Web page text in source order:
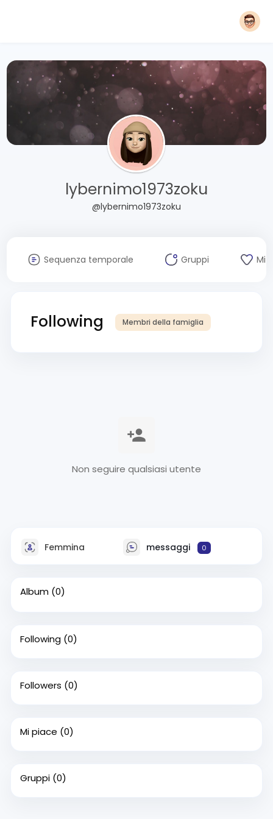
lybernimo1973zoku
@lybernimo1973zoku
Sequenza temporale Gruppi Mi
Following Membri della famiglia
Non seguire qualsiasi utente
Femmina messaggi 0
Album (0)
Following (0)
Followers (0)
Mi piace (0)
Gruppi (0)